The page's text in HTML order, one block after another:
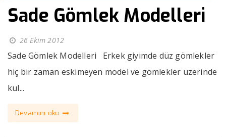
Sade Gömlek Modelleri
26 Ekim 2012
Sade Gömlek Modelleri Erkek giyimde düz gömlekler
hiç bir zaman eskimeyen model ve gömlekler üzerinde
kul...
Devamını oku